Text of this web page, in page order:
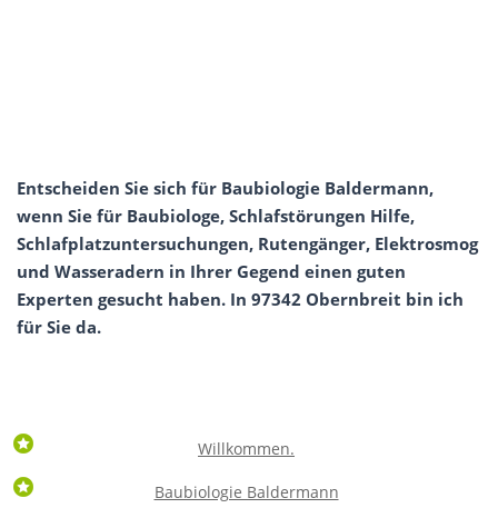
Entscheiden Sie sich für Baubiologie Baldermann,
wenn Sie für Baubiologe, Schlafstörungen Hilfe,
Schlafplatzuntersuchungen, Rutengänger, Elektrosmog
und Wasseradern in Ihrer Gegend einen guten
Experten gesucht haben. In 97342 Obernbreit bin ich
für Sie da.
Willkommen.
Baubiologie Baldermann